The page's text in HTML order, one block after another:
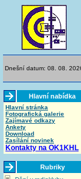
Dnešní datum: 08. 08.
Hlavní nabídka
Hlavní stránka
Fotografická galerie
Zajímavé odkazy
Ankety
Download
Zasílání novinek
Kontakty na OK1KHL
Rubriky